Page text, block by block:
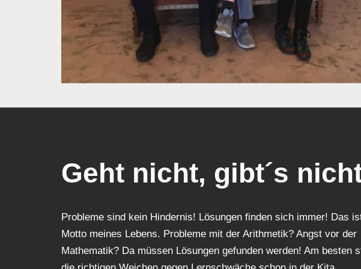
Geht nicht, gibt´s
Probleme sind kein Hindernis! Lösungen finden sich immer! Das
Motto meines Lebens. Probleme mit der Arithmetik? Angst vor der
Mathematik? Da müssen Lösungen gefunden werden! Am besten